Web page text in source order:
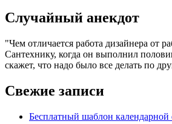
Случайный анекдот
Чем отличается работа дизайнера от
Сантехнику, когда он выполнил
скажет, что надо было все делать по
Свежие записи
Бесплатный шаблон календарной